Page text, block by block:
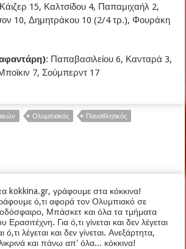
15, Καλτσίδου 4, Παπαμιχαήλ 2,
10, Δημητράκου 10 (2/4 τρ.), Φουράκη
: Παπαβασιλείου 6, Κανταρά 3,
7, Σούμπερντ 17
Ολυμπιακός
Παναθλητικός
kokkina.gr, γράφουμε στα κόκκινα!
ό,τι αφορά τον Ολυμπιακό σε
Μπάσκετ και όλα τα τμήματα
Ερασιτέχνη. Για ό,τι γίνεται και δεν λέγεται
ό,τι λέγεται και δεν γίνεται. Ανεξάρτητα,
και πάνω απ' όλα... κόκκινα!